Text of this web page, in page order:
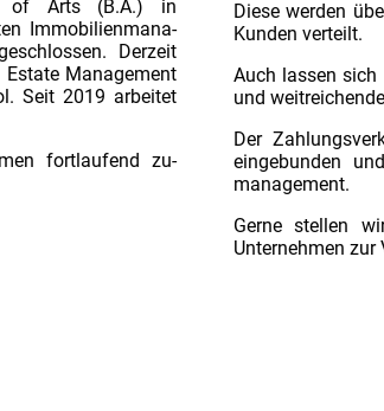
of Arts (B.A.) in
Immobilienmana-
Derzeit
Management
Seit 2019 arbeitet
fortlaufend zu-
Diese werden
Kunden verteilt.
Auch lassen sich
und
Der
eingebunden
management.
Gerne stellen
Unternehmen